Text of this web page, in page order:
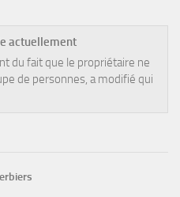
actuellement
du fait que le propriétaire ne
de personnes, a modifié qui